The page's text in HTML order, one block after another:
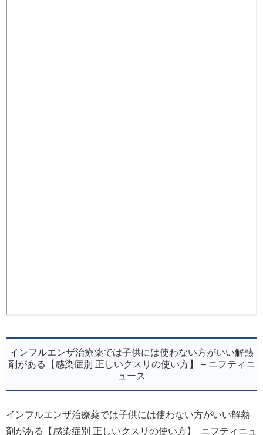
インフルエンザ治療薬では子供には使わない方がいい解熱
剤がある【感染症別 正しいクスリの使い方】 – ニフティニ
ュース
インフルエンザ治療薬では子供には使わない方がいい解熱
剤がある【感染症別 正しいクスリの使い方】 ニフティニュ